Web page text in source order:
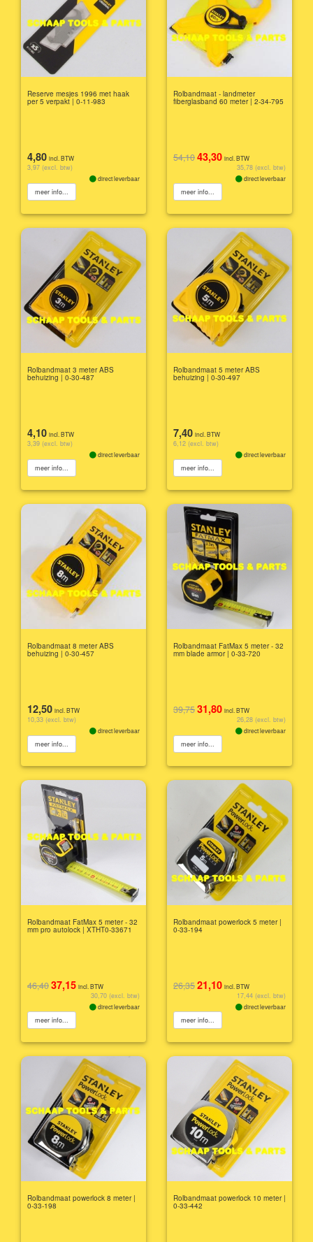
Reserve mesjes 1996 met haak
per 5 verpakt | 0-11-983
4,80 incl. BTW
3,97 (excl. btw)
direct leverbaar
meer info...
Rolbandmaat - landmeter
fiberglasband 60 meter | 2-34-795
54,1043,30 incl. BTW
35,78 (excl. btw)
direct leverbaar
meer info...
Rolbandmaat 3 meter ABS
behuizing | 0-30-487
4,10 incl. BTW
3,39 (excl. btw)
direct leverbaar
meer info...
Rolbandmaat 5 meter ABS
behuizing | 0-30-497
7,40 incl. BTW
6,12 (excl. btw)
direct leverbaar
meer info...
Rolbandmaat 8 meter ABS
behuizing | 0-30-457
12,50 incl. BTW
10,33 (excl. btw)
direct leverbaar
meer info...
Rolbandmaat FatMax 5 meter - 32
mm blade armor | 0-33-720
39,7531,80 incl. BTW
26,28 (excl. btw)
direct leverbaar
meer info...
Rolbandmaat FatMax 5 meter - 32
mm pro autolock | XTHT0-33671
46,4037,15 incl. BTW
30,70 (excl. btw)
direct leverbaar
meer info...
Rolbandmaat powerlock 5 meter |
0-33-194
26,3521,10 incl. BTW
17,44 (excl. btw)
direct leverbaar
meer info...
Rolbandmaat powerlock 8 meter |
0-33-198
Rolbandmaat powerlock 10 meter |
0-33-442